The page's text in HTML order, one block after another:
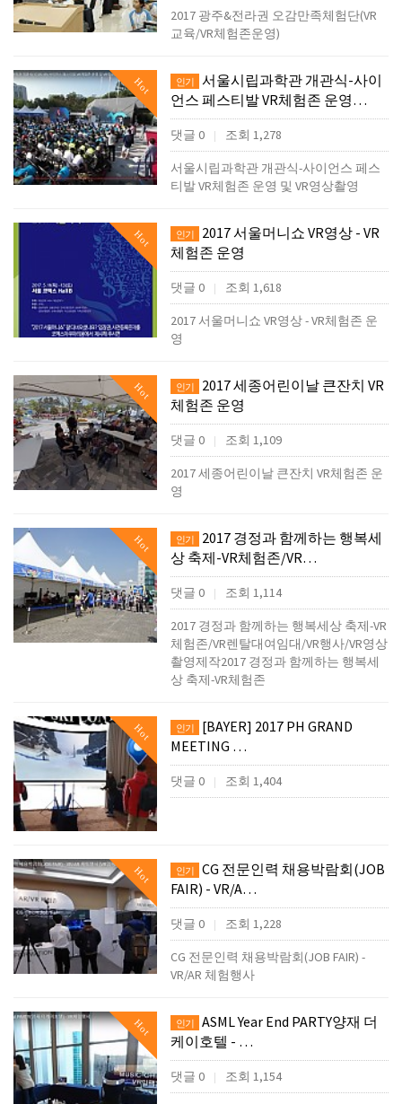
2017 광주&전라권 오감만족체험단(VR
교육/VR체험존운영)
Hot 인기
서울시립과학관 개관식-사이
언스 페스티발 VR체험존 운영…
댓글 0 조회 1,278
서울시립과학관 개관식-사이언스 페스
티발 VR체험존 운영 및 VR영상촬영
Hot 인기
2017 서울머니쇼 VR영상 - VR
체험존 운영
댓글 0 조회 1,618
2017 서울머니쇼 VR영상 - VR체험존 운
영
Hot 인기
2017 세종어린이날 큰잔치 VR
체험존 운영
댓글 0 조회 1,109
2017 세종어린이날 큰잔치 VR체험존 운
영
Hot 인기
2017 경정과 함께하는 행복세
상 축제-VR체험존/VR…
댓글 0 조회 1,114
2017 경정과 함께하는 행복세상 축제-VR
체험존/VR렌탈대여임대/VR행사/VR영상
촬영제작2017 경정과 함께하는 행복세
상 축제-VR체험존
Hot 인기
[BAYER] 2017 PH GRAND
MEETING …
댓글 0 조회 1,404
Hot 인기
CG 전문인력 채용박람회(JOB
FAIR) - VR/A…
댓글 0 조회 1,228
CG 전문인력 채용박람회(JOB FAIR) -
VR/AR 체험행사
Hot 인기
ASML Year End PARTY양재 더
케이호텔 - …
댓글 0 조회 1,154